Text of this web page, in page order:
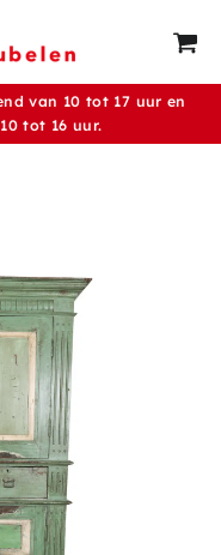
van 10 tot 17 uur en
tot 16 uur.